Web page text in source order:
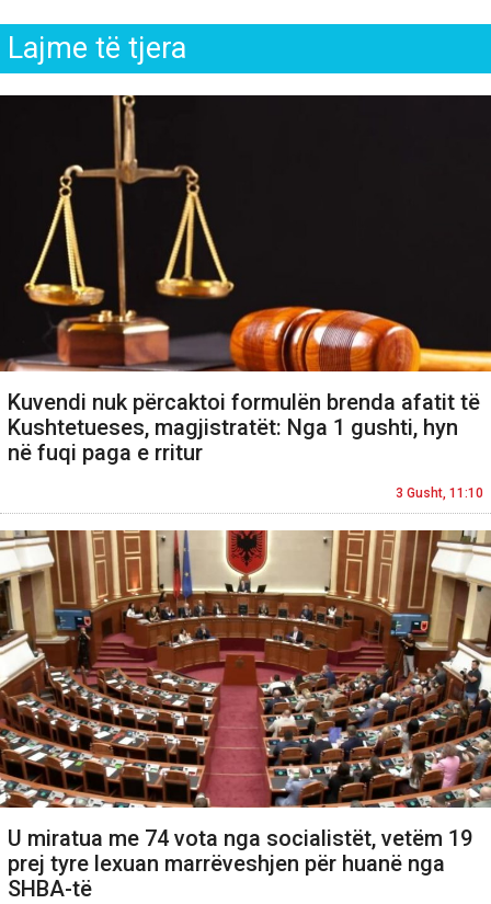
Lajme të tjera
Kuvendi nuk përcaktoi formulën brenda afatit të
Kushtetueses, magjistratët: Nga 1 gushti, hyn
në fuqi paga e rritur
3 Gusht, 11:10
U miratua me 74 vota nga socialistët, vetëm 19
prej tyre lexuan marrëveshjen për huanë nga
SHBA-të